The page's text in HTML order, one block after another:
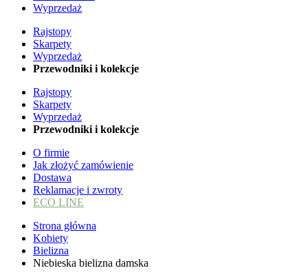
Wyprzedaż
Rajstopy
Skarpety
Wyprzedaż
Przewodniki i kolekcje
Rajstopy
Skarpety
Wyprzedaż
Przewodniki i kolekcje
O firmie
Jak złożyć zamówienie
Dostawa
Reklamacje i zwroty
ECO LINE
Strona główna
Kobiety
Bielizna
Niebieska bielizna damska